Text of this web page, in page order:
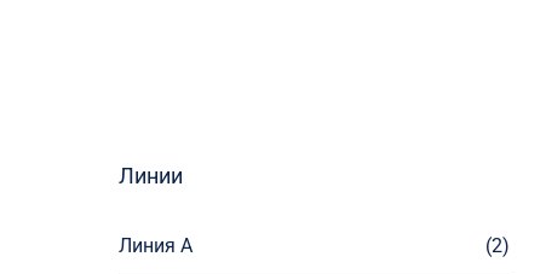
Линии
Линия А (2)